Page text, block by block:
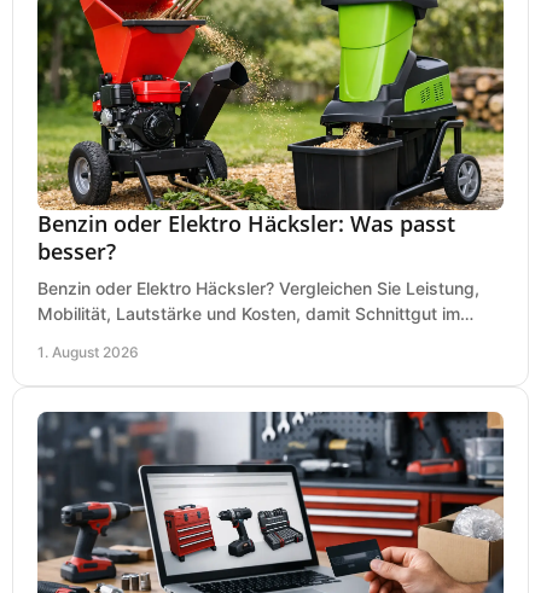
Benzin oder Elektro Häcksler: Was passt
besser?
Benzin oder Elektro Häcksler? Vergleichen Sie Leistung,
Mobilität, Lautstärke und Kosten, damit Schnittgut im
1. August 2026